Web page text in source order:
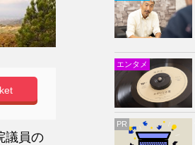
議員の
エンタメ
PR